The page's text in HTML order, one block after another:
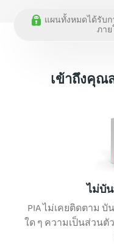
แผนทั้งหมดได้รับ
ภาย
เข้าถึงคุณ
ไม่บั
PIA ไม่เคยติดตาม
ใด ๆ ความเป็นส่วน